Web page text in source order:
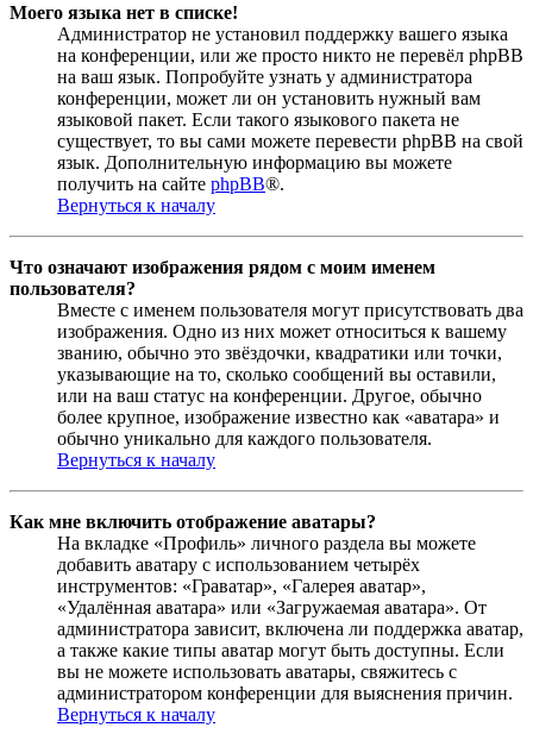
Моего языка нет в списке!
Администратор не установил поддержку вашего языка
на конференции, или же просто никто не перевёл phpBB
на ваш язык. Попробуйте узнать у администратора
конференции, может ли он установить нужный вам
языковой пакет. Если такого языкового пакета не
существует, то вы сами можете перевести phpBB на свой
язык. Дополнительную информацию вы можете
получить на сайте phpBB®.
Вернуться к началу
Что означают изображения рядом с моим именем
пользователя?
Вместе с именем пользователя могут присутствовать два
изображения. Одно из них может относиться к вашему
званию, обычно это звёздочки, квадратики или точки,
указывающие на то, сколько сообщений вы оставили,
или на ваш статус на конференции. Другое, обычно
более крупное, изображение известно как «аватара» и
обычно уникально для каждого пользователя.
Вернуться к началу
Как мне включить отображение аватары?
На вкладке «Профиль» личного раздела вы можете
добавить аватару с использованием четырёх
инструментов: «Граватар», «Галерея аватар»,
«Удалённая аватара» или «Загружаемая аватара». От
администратора зависит, включена ли поддержка аватар,
а также какие типы аватар могут быть доступны. Если
вы не можете использовать аватары, свяжитесь с
администратором конференции для выяснения причин.
Вернуться к началу